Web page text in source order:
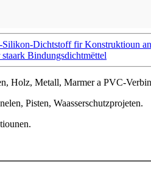
Dichtstoff fir Konstruktioun
Bindungsdichtmëttel
Holz, Metall, Marmer a PVC-
Pisten, Waasserschutzprojeten.